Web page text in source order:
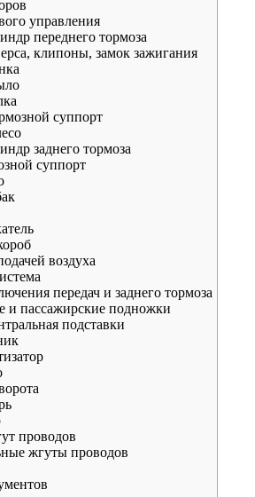
управления
переднего тормоза
клипоны, замок зажигания
суппорт
заднего тормоза
суппорт
воздуха
передач и заднего тормоза
и пассажирские подножки
подставки
проводов
жгуты проводов